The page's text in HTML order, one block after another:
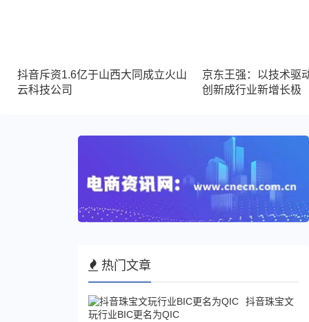
抖音斥资1.6亿于山西大同成立火山
云科技公司
京东王强：以技术驱
创新成行业新增长极
热门文章
抖音珠宝文
玩行业BIC更名为QIC